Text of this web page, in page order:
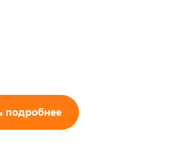
подробнее